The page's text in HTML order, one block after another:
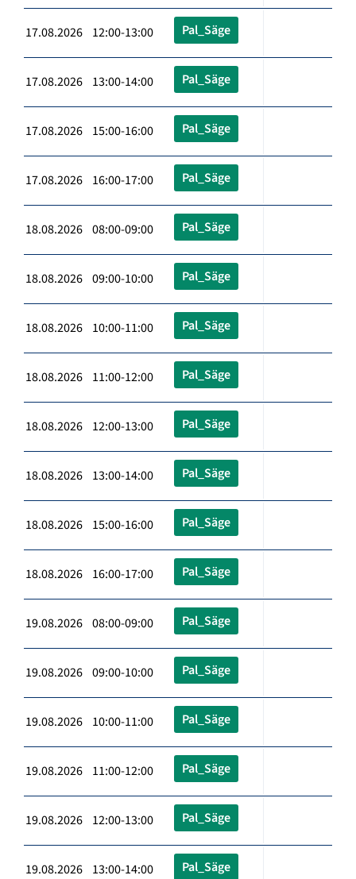
17.08.2026 12:00-13:00 Pal_Säge
17.08.2026 13:00-14:00 Pal_Säge
17.08.2026 15:00-16:00 Pal_Säge
17.08.2026 16:00-17:00 Pal_Säge
18.08.2026 08:00-09:00 Pal_Säge
18.08.2026 09:00-10:00 Pal_Säge
18.08.2026 10:00-11:00 Pal_Säge
18.08.2026 11:00-12:00 Pal_Säge
18.08.2026 12:00-13:00 Pal_Säge
18.08.2026 13:00-14:00 Pal_Säge
18.08.2026 15:00-16:00 Pal_Säge
18.08.2026 16:00-17:00 Pal_Säge
19.08.2026 08:00-09:00 Pal_Säge
19.08.2026 09:00-10:00 Pal_Säge
19.08.2026 10:00-11:00 Pal_Säge
19.08.2026 11:00-12:00 Pal_Säge
19.08.2026 12:00-13:00 Pal_Säge
19.08.2026 13:00-14:00 Pal_Säge